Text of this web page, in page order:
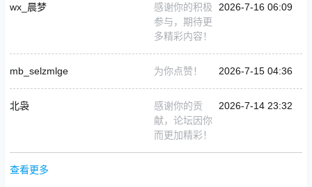
wx_晨梦
感谢你的积极
参与，期待更
多精彩内容！
2026-7-16 06:09
mb_selzmlge 为你点赞！ 2026-7-15 04:36
北袅
感谢你的贡
献，论坛因你
而更加精彩！
2026-7-14 23:32
查看更多